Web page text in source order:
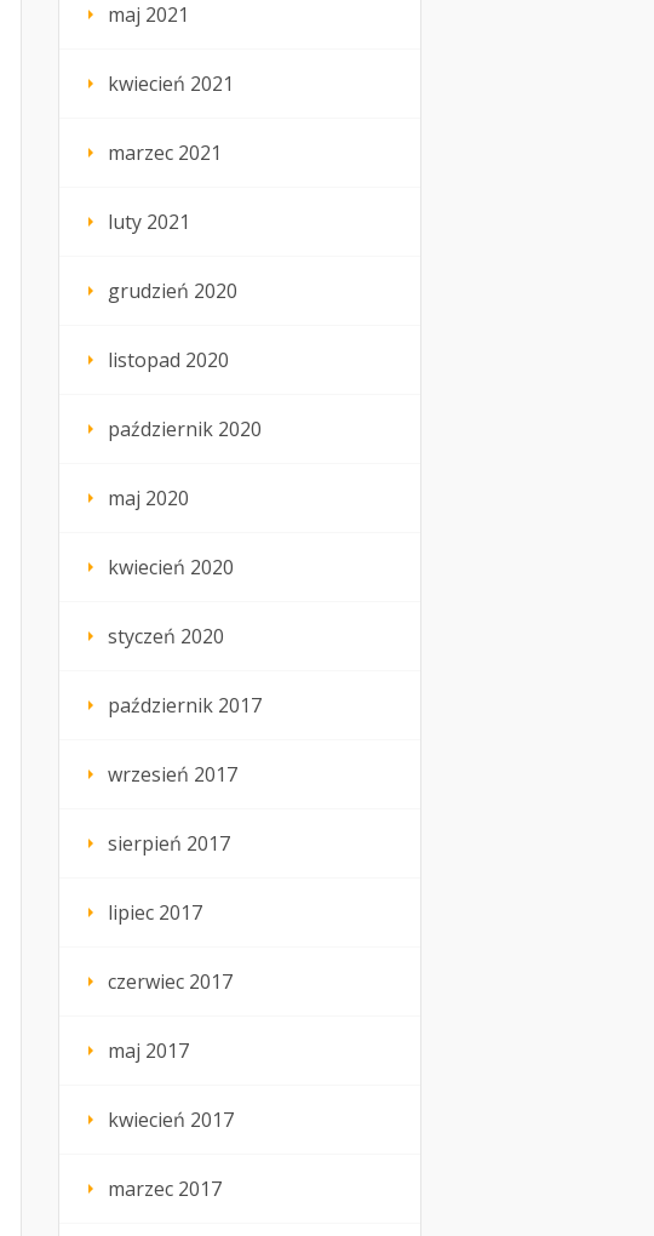
maj 2021
kwiecień 2021
marzec 2021
luty 2021
grudzień 2020
listopad 2020
październik 2020
maj 2020
kwiecień 2020
styczeń 2020
październik 2017
wrzesień 2017
sierpień 2017
lipiec 2017
czerwiec 2017
maj 2017
kwiecień 2017
marzec 2017